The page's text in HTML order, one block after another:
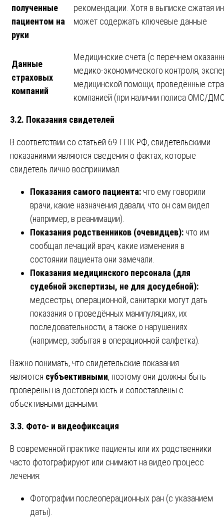
полученные
пациентом на
руки
рекомендации. Хотя в выписке сжатая
может содержать ключевые данные
Данные
страховых
компаний
Медицинские счета (с перечнем
медико-экономического контроля,
медицинской помощи, проведённые
компанией (при наличии полиса ОМС/
3.2. Показания свидетелей
В соответствии со статьёй 69 ГПК РФ, свидетельскими
показаниями являются сведения о фактах, которые
свидетель лично воспринимал.
Показания самого пациента: что ему говорили
врачи, какие назначения давали, что он сам видел
(например, в реанимации).
Показания родственников (очевидцев): что им
сообщал лечащий врач, какие изменения в
состоянии пациента они замечали.
Показания медицинского персонала (для
судебной экспертизы, не для досудебной):
медсестры, операционной, санитарки могут дать
показания о проведённых манипуляциях, их
последовательности, а также о нарушениях
(например, забытая в операционной салфетка).
Важно понимать, что свидетельские показания
являются субъективными, поэтому они должны быть
проверены на достоверность и сопоставлены с
объективными данными.
3.3. Фото- и видеофиксация
В современной практике пациенты или их родственники
часто фотографируют или снимают на видео процесс
лечения:
Фотографии послеоперационных ран (с указанием
даты).